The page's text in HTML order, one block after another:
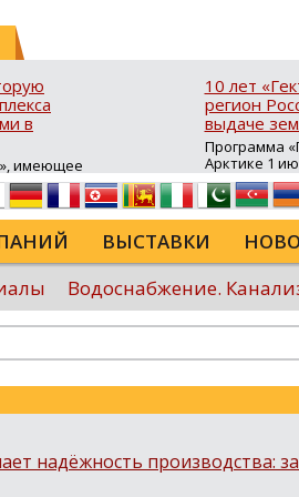
в
имеющее
развитие
в Хасанском
гостиничного
проекта
таможенной
10 лет
регион
выдаче
Программа
Арктике 1
10 лет в ДФО
время она
для
сельского
программы
России...
ВЫСТАВКИ
Водоснабжение.
Еще
надёжность производства: